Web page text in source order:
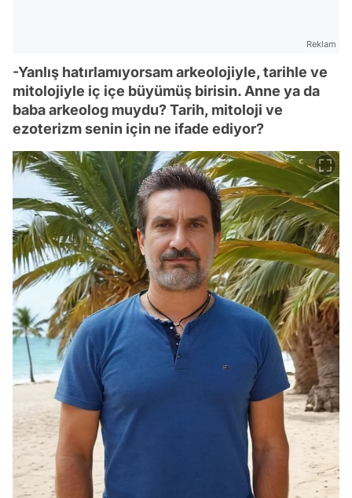
Reklam
-Yanlış hatırlamıyorsam arkeolojiyle, tarihle ve
mitolojiyle iç içe büyümüş birisin. Anne ya da
baba arkeolog muydu? Tarih, mitoloji ve
ezoterizm senin için ne ifade ediyor?